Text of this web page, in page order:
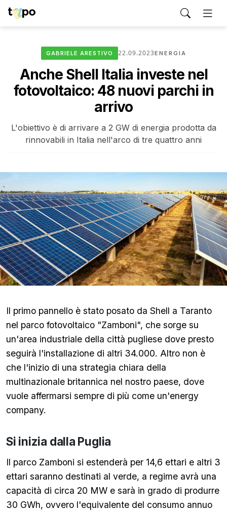
GABRIELE ARESTIVO 22.09.2023ENERGIA
Anche Shell Italia investe nel
fotovoltaico: 48 nuovi parchi in
arrivo
L'obiettivo è di arrivare a 2 GW di energia prodotta da
rinnovabili in Italia nell'arco di tre quattro anni
Il primo pannello è stato posato da Shell a Taranto
nel parco fotovoltaico "Zamboni", che sorge su
un'area industriale della città pugliese dove presto
seguirà l'installazione di altri 34.000. Altro non è
che l'inizio di una strategia chiara della
multinazionale britannica nel nostro paese, dove
vuole affermarsi sempre di più come un'energy
company.
Si inizia dalla Puglia
Il parco Zamboni si estenderà per 14,6 ettari e altri 3
ettari saranno destinati al verde, a regime avrà una
capacità di circa 20 MW e sarà in grado di produrre
30 GWh, ovvero l'equivalente del consumo annuo